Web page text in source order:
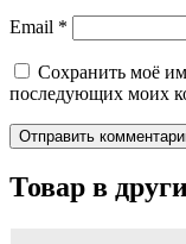
Email *
Сохранить моё
последующих моих
Товар в